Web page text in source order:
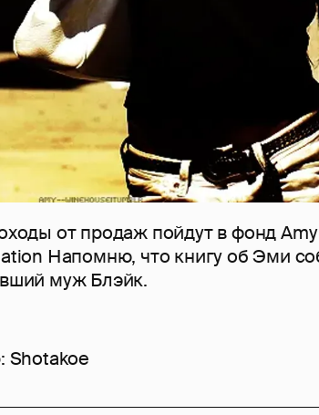
от продаж пойдут в фонд
Напомню, что книгу об Эми
муж Блэйк.
Shotakoe